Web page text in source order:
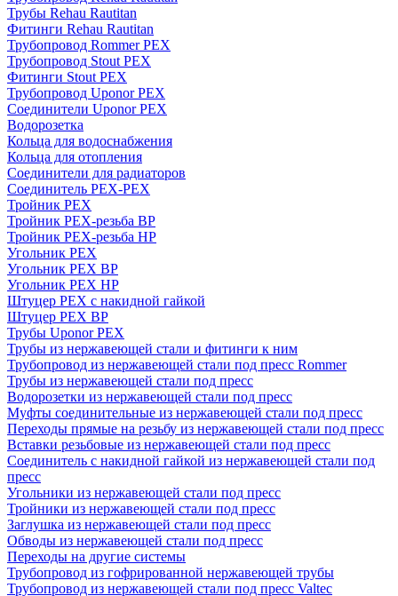
Трубы Rehau Rautitan
Фитинги Rehau Rautitan
Трубопровод Rommer PEX
Трубопровод Stout PEX
Фитинги Stout PEX
Трубопровод Uponor PEX
Соединители Uponor PEX
Водорозетка
Кольца для водоснабжения
Кольца для отопления
Соединители для радиаторов
Соединитель PEX-PEX
Тройник PEX
Тройник PEX-резьба ВР
Тройник PEX-резьба НР
Угольник PEX
Угольник PEX ВР
Угольник PEX НР
Штуцер PEX c накидной гайкой
Штуцер PEX ВР
Трубы Uponor PEX
Трубы из нержавеющей стали и фитинги к ним
Трубопровод из нержавеющей стали под пресс Rommer
Трубы из нержавеющей стали под пресс
Водорозетки из нержавеющей стали под пресс
Муфты соединительные из нержавеющей стали под пресс
Переходы прямые на резьбу из нержавеющей стали под пресс
Вставки резьбовые из нержавеющей стали под пресс
Соединитель с накидной гайкой из нержавеющей стали под
пресс
Угольники из нержавеющей стали под пресс
Тройники из нержавеющей стали под пресс
Заглушка из нержавеющей стали под пресс
Обводы из нержавеющей стали под пресс
Переходы на другие системы
Трубопровод из гофрированной нержавеющей трубы
Трубопровод из нержавеющей стали под пресс Valtec